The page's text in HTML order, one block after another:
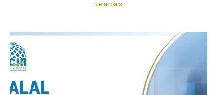
Leia mais